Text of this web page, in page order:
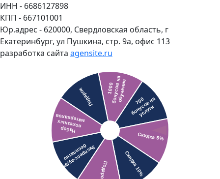
ИНН - 6686127898
КПП - 667101001
Юр.адрес - 620000, Свердловская область, г
Екатеринбург, ул Пушкина, стр. 9а, офис 113
разработка сайта agensite.ru